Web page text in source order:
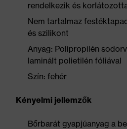
rendelkezik és
Nem tartalmaz
és szilikont
Anyag: Polipropilén
laminált polietilén fóliával
Szín: fehér
Kényelmi jellemzők
Bőrbarát gyapjúanyag a